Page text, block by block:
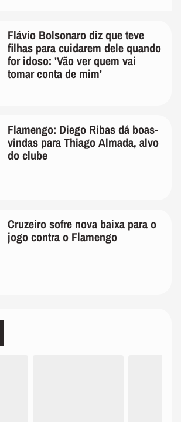
Flávio Bolsonaro diz que teve
filhas para cuidarem dele quando
for idoso: 'Vão ver quem vai
tomar conta de mim'
Flamengo: Diego Ribas dá boas-
vindas para Thiago Almada, alvo
do clube
Cruzeiro sofre nova baixa para o
jogo contra o Flamengo